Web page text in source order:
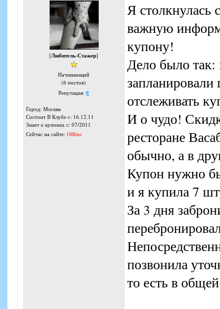
[Любитель-Стажер]
Начинающий
(6 постов)
Репутация:0
Город: Москва
Состоит В Клубе с: 16.12.11
Знает о купонах с: 07/2011
Сейчас на сайте: Offline
Я столкнулась
важную
купону!
Дело было так:
запланировали
отслеживать
И о чудо!
ресторане
обычно, а в
Купон нужно
и я купила 7
За 3 дня
позвонила
то есть в